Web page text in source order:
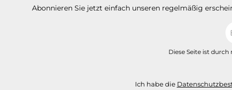
Abonnieren Sie jetzt einfach unseren regelmäßig
Diese Seite ist
Ich habe die